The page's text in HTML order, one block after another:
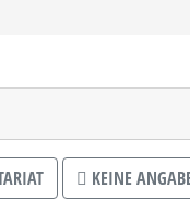
KEINE